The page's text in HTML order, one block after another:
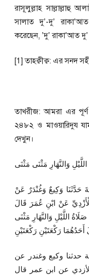
রাসূলুল্লাহ সাল্লাল্লাহু
সালাত দু’-দু’
করেছেন, ’দু’ রাকা’আত
[1] তাহক্বীক্ব: এর সনদ
তাখরীজ: আমরা এর পূর্ণ
২৪৮২ ও মাওয়ারিদুয
দেখুন।
وَالنَّهَارِ مَثْنَى مَثْنَى
حَدَّثَنَا وَكِيعٌ وَغُنْدَرٌ عَنْ
عَنْ ابْنِ عُمَرَ قَالَ
اللَّيْلِ وَالنَّهَارِ مَثْنَى
أَحَدُهُمَا رَكْعَتَيْنِ رَكْعَتَيْنِ
حدثنا وكيع وغندر عن
عن ابن عمر قال